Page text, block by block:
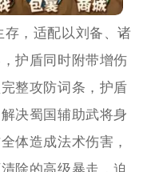
存，适配以刘备、诸
护盾同时附带增伤
整攻防词条，护盾
决蜀国辅助武将身
体造成法术伤害，